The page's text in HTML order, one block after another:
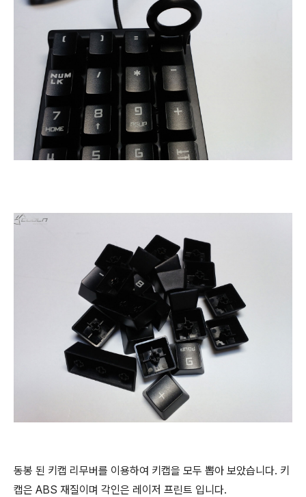
동봉 된 키캡 리무버를 이용하여 키캡을 모두 뽑아 보았습니다. 키
캡은 ABS 재질이며 각인은 레이저 프린트 입니다.